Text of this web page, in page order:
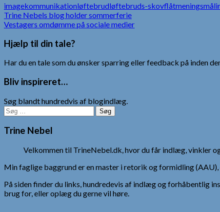
imagekommunikationløftebrudløftebruds-skovflåt
Indlægsnavigation
Trine Nebels blog holder sommerferie
Vestagers omdømme på sociale medier
Hjælp til din tale?
Har du en tale som du ønsker sparring eller feedback på inden
Bliv inspireret…
Søg blandt hundredvis af blogindlæg.
Søg
efter:
Trine Nebel
Velkommen til TrineNebel.dk, hvor du får indlæg, vinkler
Min faglige baggrund er en master i retorik og formidling
På siden finder du links, hundredevis af indlæg og forhåbentlig
brug for, eller oplæg du gerne vil høre.